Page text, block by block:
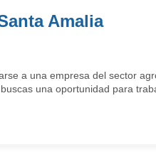
Amalia
a una empresa del sector
una oportunidad para